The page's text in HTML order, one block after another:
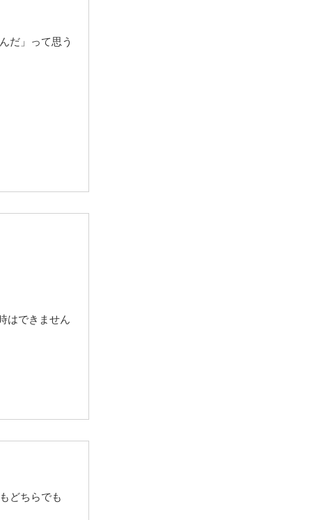
だ」って思う
はできません
どちらでも